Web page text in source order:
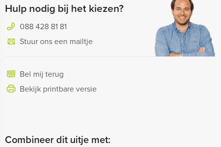
Hulp nodig bij het kiezen?
088 428 81 81
Stuur ons een mailtje
Bel mij terug
Bekijk printbare versie
Combineer dit uitje met: